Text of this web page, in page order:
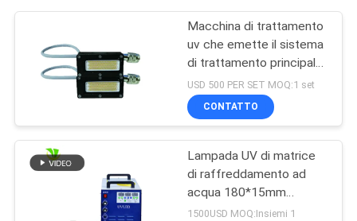
Macchina di trattamento
uv che emette il sistema
di trattamento principale
uv di alto potere di
lunghezza d'onda 395nm
di dimensione 50x20
USD 500 PER SET MOQ:1 set
CONTATTO
Lampada UV di matrice
di raffreddamento ad
acqua 180*15mm
15W/CM2 395nm LED
1500USD MOQ:Insiemi 1